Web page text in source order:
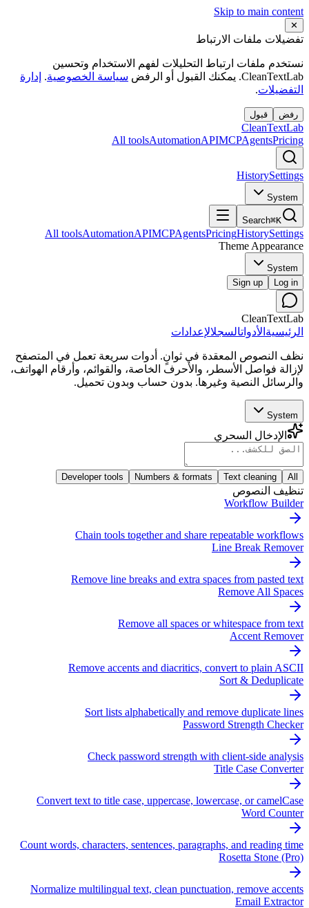
Skip to main content
✕
تفضيلات ملفات الارتباط
نستخدم ملفات ارتباط التحليلات لفهم الاستخدام وتحسين
CleanTextLab. يمكنك القبول أو الرفض
سياسة الخصوصية. إدارة
التفضيلات.
رفض قبول
CleanTextLab
All toolsAutomationAPIMCPAgentsPricing
HistorySettings
System
Search⌘K
All toolsAutomationAPIMCPAgentsPricingHistorySettings
Theme Appearance
System
Log in
Sign up
CleanTextLab
الرئيسية الأدواتالسجلالإعدادات
نظف النصوص المعقدة في ثوانٍ. أدوات سريعة تعمل في المتصفح
لإزالة فواصل الأسطر، والأحرف الخاصة، والقوائم، وأرقام الهواتف،
والرسائل النصية وغيرها. بدون حساب وبدون تحميل.
System
الإدخال السحري
All
Text cleaning
Numbers & formats
Developer tools
تنظيف النصوص
Workflow Builder
Chain tools together and share repeatable workflows
Line Break Remover
Remove line breaks and extra spaces from pasted text
Remove All Spaces
Remove all spaces or whitespace from text
Accent Remover
Remove accents and diacritics, convert to plain ASCII
Sort & Deduplicate
Sort lists alphabetically and remove duplicate lines
Password Strength Checker
Check password strength with client-side analysis
Title Case Converter
Convert text to title case, uppercase, lowercase, or camelCase
Word Counter
Count words, characters, sentences, paragraphs, and reading time
Rosetta Stone (Pro)
Normalize multilingual text, clean punctuation, remove accents
Email Extractor